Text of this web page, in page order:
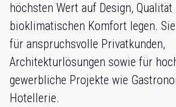
höchsten Wert auf Design, Qualität
bioklimatischen Komfort legen.
für anspruchsvolle Privatkunden,
Architekturlösungen sowie für
gewerbliche Projekte wie
Hotellerie.